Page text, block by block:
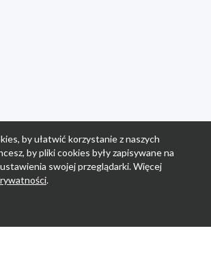
by ułatwić korzystanie z naszych
by pliki cookies były zapisywane na
swojej przeglądarki. Więcej
.